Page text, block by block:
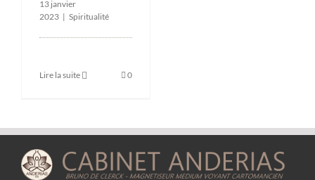
13 janvier
2023 | Spiritualité
Lire la suite 0